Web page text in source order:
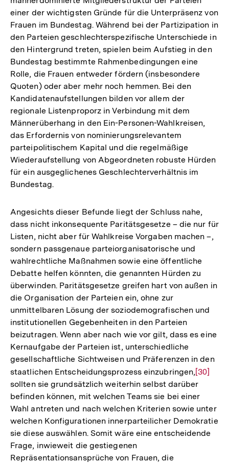
der
Fußnote
einer der wichtigsten Gründe für die Unterpräsenz von
Frauen im Bundestag. Während bei der Partizipation in
den Parteien geschlechterspezifische Unterschiede in
den Hintergrund treten, spielen beim Aufstieg in den
Bundestag bestimmte Rahmenbedingungen eine
Rolle, die Frauen entweder fördern (insbesondere
Quoten) oder aber mehr noch hemmen. Bei den
Kandidatenaufstellungen bilden vor allem der
regionale Listenproporz in Verbindung mit dem
Männerüberhang in den Ein-Personen-Wahlkreisen,
das Erfordernis von nominierungsrelevantem
parteipolitischem Kapital und die regelmäßige
Wiederaufstellung von Abgeordneten robuste Hürden
für ein ausgeglichenes Geschlechterverhältnis im
Bundestag.
Angesichts dieser Befunde liegt der Schluss nahe,
dass nicht inkonsequente Paritätsgesetze – die nur für
Listen, nicht aber für Wahlkreise Vorgaben machen –,
sondern passgenaue parteiorganisatorische und
wahlrechtliche Maßnahmen sowie eine öffentliche
Debatte helfen könnten, die genannten Hürden zu
überwinden. Paritätsgesetze greifen hart von außen in
die Organisation der Parteien ein, ohne zur
unmittelbaren Lösung der soziodemografischen und
institutionellen Gegebenheiten in den Parteien
beizutragen. Wenn aber nach wie vor gilt, dass es eine
Kernaufgabe der Parteien ist, unterschiedliche
gesellschaftliche Sichtweisen und Präferenzen in den
staatlichen Entscheidungsprozess einzubringen,Zur
der
Fußnote
[30]
sollten sie grundsätzlich weiterhin selbst darüber
befinden können, mit welchen Teams sie bei einer
Wahl antreten und nach welchen Kriterien sowie unter
welchen Konfigurationen innerparteilicher Demokratie
sie diese auswählen. Somit wäre eine entscheidende
Frage, inwieweit die gestiegenen
Repräsentationsansprüche von Frauen, die